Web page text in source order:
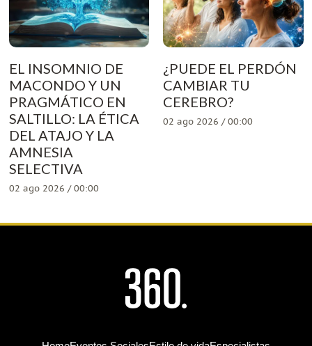
EL INSOMNIO DE
MACONDO Y UN
PRAGMÁTICO EN
SALTILLO: LA ÉTICA
DEL ATAJO Y LA
AMNESIA
SELECTIVA
02 ago 2026 / 00:00
¿PUEDE EL PERDÓN
CAMBIAR TU
CEREBRO?
02 ago 2026 / 00:00